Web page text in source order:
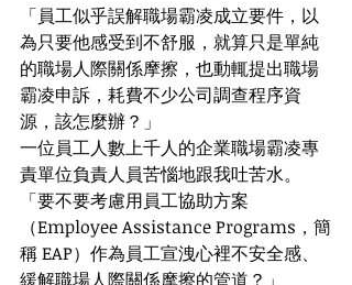
「員工似乎誤解職場霸凌成立要件，以
為只要他感受到不舒服，就算只是單純
的職場人際關係摩擦，也動輒提出職場
霸凌申訴，耗費不少公司調查程序資
源，該怎麼辦？」
一位員工人數上千人的企業職場霸凌專
責單位負責人員苦惱地跟我吐苦水。
「要不要考慮用員工協助方案
（Employee Assistance Programs，簡
稱 EAP）作為員工宣洩心裡不安全感、
緩解職場人際關係摩擦的管道？」